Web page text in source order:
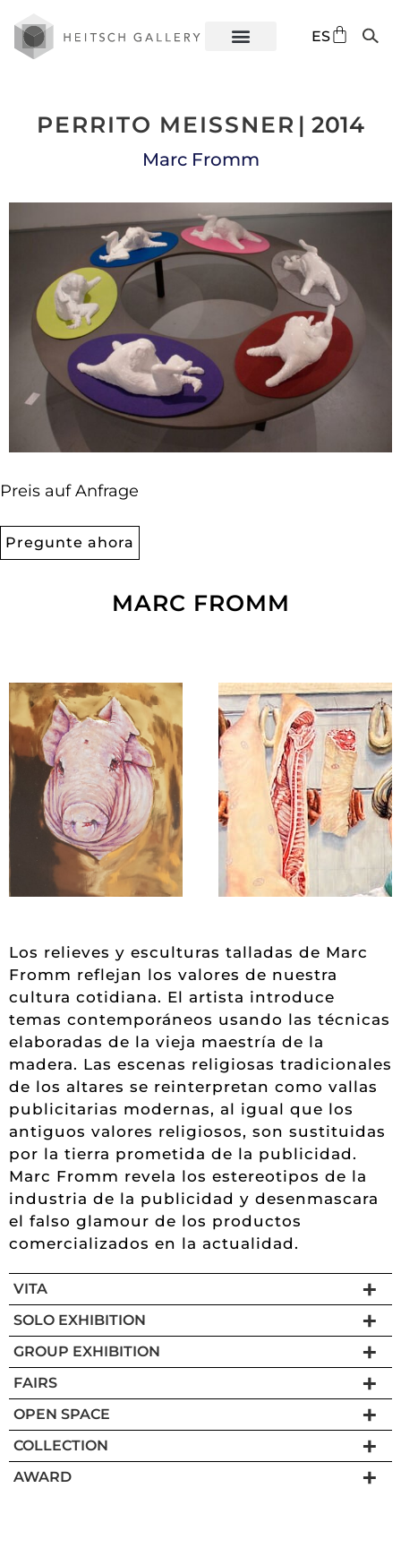
ES
EN
PERRITO MEISSNER | 2014
Marc Fromm
Preis auf Anfrage
Pregunte ahora
MARC FROMM
Los relieves y esculturas talladas de Marc
Fromm reflejan los valores de nuestra
cultura cotidiana. El artista introduce
temas contemporáneos usando las técnicas
elaboradas de la vieja maestría de la
madera. Las escenas religiosas tradicionales
de los altares se reinterpretan como vallas
publicitarias modernas, al igual que los
antiguos valores religiosos, son sustituidas
por la tierra prometida de la publicidad.
Marc Fromm revela los estereotipos de la
industria de la publicidad y desenmascara
el falso glamour de los productos
comercializados en la actualidad.
VITA
SOLO EXHIBITION
GROUP EXHIBITION
FAIRS
OPEN SPACE
COLLECTION
AWARD